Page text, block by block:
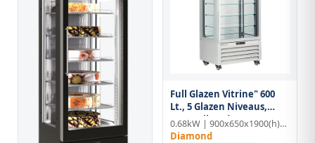
Full Glazen Vitrine" 600
Lt., 5 Glazen Niveaus,
Geventileerd - Ice Cream
& Pastry - Wit
0.68kW | 900x650x1900(h)mm
Diamond